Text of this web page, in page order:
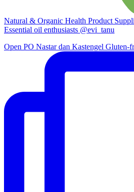
Natural & Organic Health Product
Essential oil enthusiasts @evi_tanu
Open PO Nastar dan Kastengel Gluten-